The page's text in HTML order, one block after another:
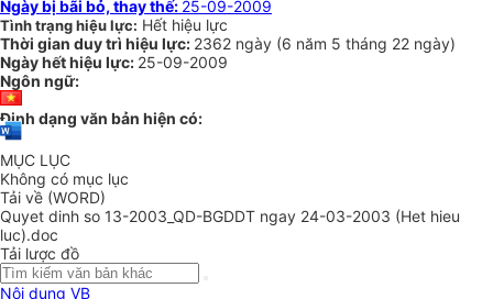
Ngày bị bãi bỏ, thay thế: 25-09-2009
Tình trạng hiệu lực: Hết hiệu lực
Thời gian duy trì hiệu lực: 2362 ngày (6 năm 5 tháng 22 ngày)
Ngày hết hiệu lực: 25-09-2009
Ngôn ngữ:
Định dạng văn bản hiện có:
MỤC LỤC
Không có mục lục
Tải về (WORD)
Quyet dinh so 13-2003_QD-BGDDT ngay 24-03-2003 (Het hieu
luc).doc
Tải lược đồ
Nội dung VB